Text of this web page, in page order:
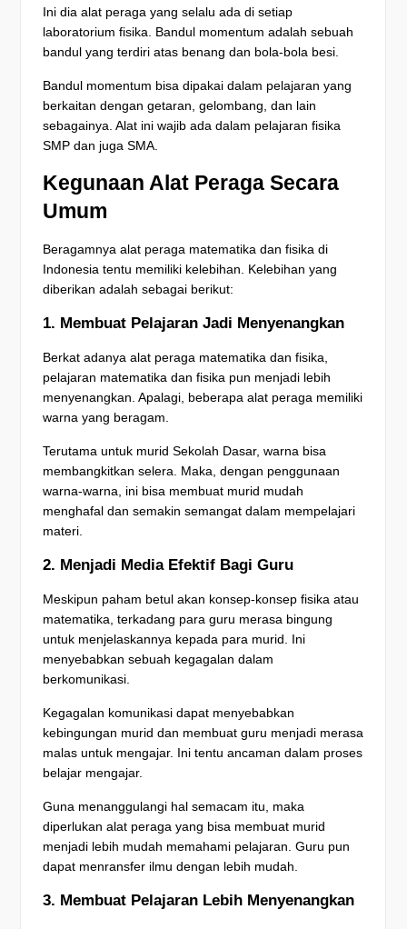
Ini dia alat peraga yang selalu ada di setiap
laboratorium fisika. Bandul momentum adalah sebuah
bandul yang terdiri atas benang dan bola-bola besi.
Bandul momentum bisa dipakai dalam pelajaran yang
berkaitan dengan getaran, gelombang, dan lain
sebagainya. Alat ini wajib ada dalam pelajaran fisika
SMP dan juga SMA.
Kegunaan Alat Peraga Secara
Umum
Beragamnya alat peraga matematika dan fisika di
Indonesia tentu memiliki kelebihan. Kelebihan yang
diberikan adalah sebagai berikut:
1. Membuat Pelajaran Jadi Menyenangkan
Berkat adanya alat peraga matematika dan fisika,
pelajaran matematika dan fisika pun menjadi lebih
menyenangkan. Apalagi, beberapa alat peraga memiliki
warna yang beragam.
Terutama untuk murid Sekolah Dasar, warna bisa
membangkitkan selera. Maka, dengan penggunaan
warna-warna, ini bisa membuat murid mudah
menghafal dan semakin semangat dalam mempelajari
materi.
2. Menjadi Media Efektif Bagi Guru
Meskipun paham betul akan konsep-konsep fisika atau
matematika, terkadang para guru merasa bingung
untuk menjelaskannya kepada para murid. Ini
menyebabkan sebuah kegagalan dalam
berkomunikasi.
Kegagalan komunikasi dapat menyebabkan
kebingungan murid dan membuat guru menjadi merasa
malas untuk mengajar. Ini tentu ancaman dalam proses
belajar mengajar.
Guna menanggulangi hal semacam itu, maka
diperlukan alat peraga yang bisa membuat murid
menjadi lebih mudah memahami pelajaran. Guru pun
dapat menransfer ilmu dengan lebih mudah.
3. Membuat Pelajaran Lebih Menyenangkan